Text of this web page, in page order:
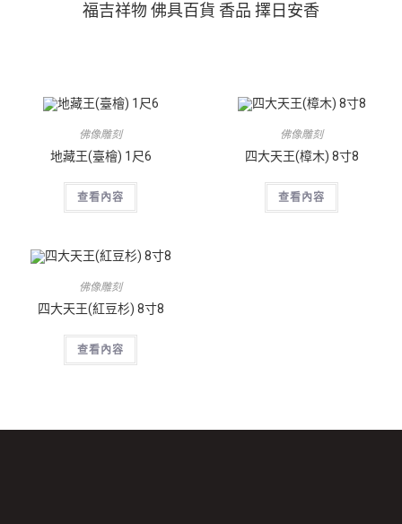
福吉祥物 佛具百貨 香品 擇日安香
佛像雕刻
地藏王(臺檜) 1尺6
查看內容
佛像雕刻
四大天王(樟木) 8寸8
查看內容
佛像雕刻
四大天王(紅豆杉) 8寸8
查看內容